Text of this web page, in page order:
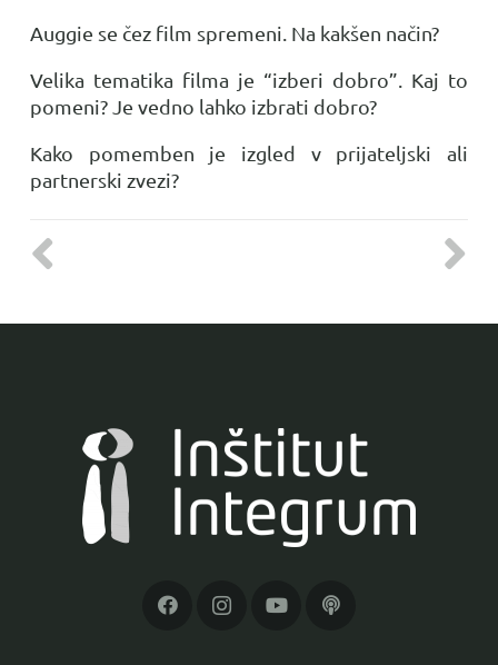
Auggie se čez film spremeni. Na kakšen način?
Velika tematika filma je “izberi dobro”. Kaj to
pomeni? Je vedno lahko izbrati dobro?
Kako pomemben je izgled v prijateljski ali
partnerski zvezi?